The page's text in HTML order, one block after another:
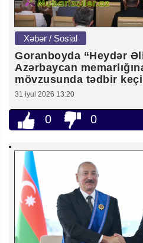
Xəbər / Sosial
Goranboyda “Heydər
Azərbaycan
mövzusunda tədbir
31 iyul 2026 13:20
0 0